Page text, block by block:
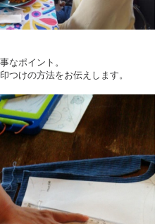
なポイント。
つけの方法をお伝えします。